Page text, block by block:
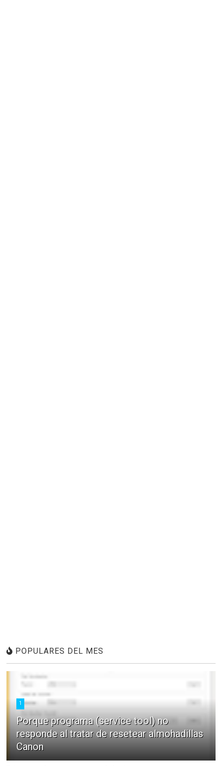
POPULARES DEL MES
1
Porque programa (service tool) no
responde al tratar de resetear almohadillas
Canon